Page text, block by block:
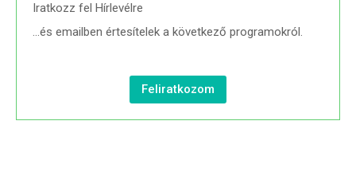
Iratkozz fel Hírlevélre
…és emailben értesítelek a következő programokról.
Feliratkozom